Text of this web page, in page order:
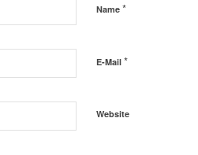
Name *
E-Mail *
Website